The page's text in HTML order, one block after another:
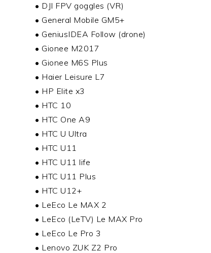
• DJI FPV goggles (VR)
• General Mobile GM5+
• GeniusIDEA Follow (drone)
• Gionee M2017
• Gionee M6S Plus
• Haier Leisure L7
• HP Elite x3
• HTC 10
• HTC One A9
• HTC U Ultra
• HTC U11
• HTC U11 life
• HTC U11 Plus
• HTC U12+
• LeEco Le MAX 2
• LeEco (LeTV) Le MAX Pro
• LeEco Le Pro 3
• Lenovo ZUK Z2 Pro